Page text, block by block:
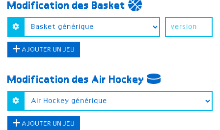
Modification des Basket
AJOUTER UN JEU
Modification des Air Hockey
AJOUTER UN JEU